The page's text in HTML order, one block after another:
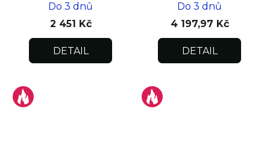
Do 3 dnů
2 451 Kč
DETAIL
Do 3 dnů
4 197,97 Kč
DETAIL